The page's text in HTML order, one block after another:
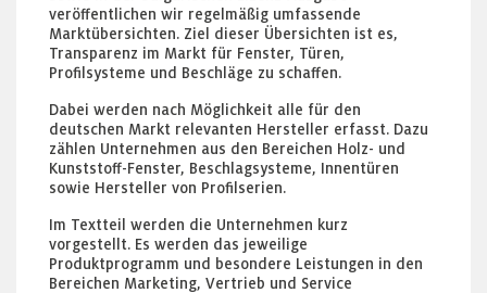
veröffentlichen wir regelmäßig umfassende
Marktübersichten. Ziel dieser Übersichten ist es,
Transparenz im Markt für Fenster, Türen,
Profilsysteme und Beschläge zu schaffen.
Dabei werden nach Möglichkeit alle für den
deutschen Markt relevanten Hersteller erfasst. Dazu
zählen Unternehmen aus den Bereichen Holz- und
Kunststoff-Fenster, Beschlagsysteme, Innentüren
sowie Hersteller von Profilserien.
Im Textteil werden die Unternehmen kurz
vorgestellt. Es werden das jeweilige
Produktprogramm und besondere Leistungen in den
Bereichen Marketing, Vertrieb und Service